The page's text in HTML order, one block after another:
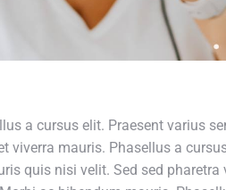
a cursus elit. Praesent varius
viverra mauris. Phasellus a
quis nisi velit. Sed sed